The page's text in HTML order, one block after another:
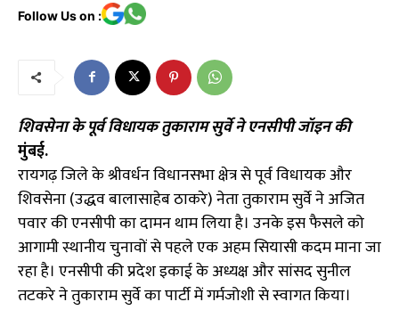
Follow Us on :
शिवसेना के पूर्व विधायक तुकाराम सुर्वे ने एनसीपी जॉइन की
मुंबई.
रायगढ़ जिले के श्रीवर्धन विधानसभा क्षेत्र से पूर्व विधायक और
शिवसेना (उद्धव बालासाहेब ठाकरे) नेता तुकाराम सुर्वे ने अजित
पवार की एनसीपी का दामन थाम लिया है। उनके इस फैसले को
आगामी स्थानीय चुनावों से पहले एक अहम सियासी कदम माना जा
रहा है। एनसीपी की प्रदेश इकाई के अध्यक्ष और सांसद सुनील
तटकरे ने तुकाराम सुर्वे का पार्टी में गर्मजोशी से स्वागत किया।